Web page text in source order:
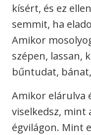
kísért, és ez
semmit, ha
Amikor
szépen, lassan,
bűntudat,
Amikor elárulva
viselkedsz, mint
égvilágon. Mint